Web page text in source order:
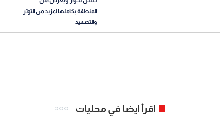
المنطقة بكاملها لمزيد من التوتر
والتصعيد
اقرأ ايضا في محليات